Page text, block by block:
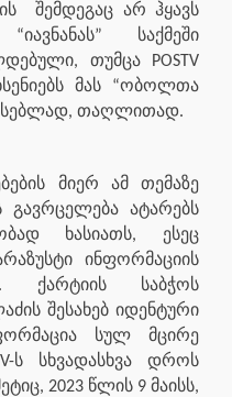
შემდეგაც არ ჰყავს
საქმეში
თუმცა POSTV
მას “ობოლთა
თაღლითად.
მიერ ამ თემაზე
გავრცელება ატარებს
ხასიათს, ესეც
ინფორმაციის
ქარტიის საბჭოს
შესახებ იდენტური
სულ მცირე
ს სხვადასხვა დროს
2023 წლის 9 მაისს,